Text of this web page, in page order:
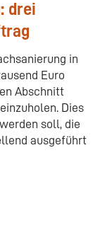
drei
in
Euro
Abschnitt
Dies
soll, die
ausgeführt